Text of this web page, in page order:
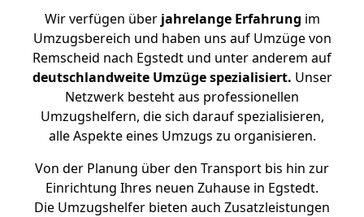
Wir verfügen überjahrelange Erfahrung im
Umzugsbereich und haben uns auf Umzüge von
Remscheid nach Egstedt und unter anderem auf
deutschlandweite Umzüge spezialisiert. Unser
Netzwerk besteht aus professionellen
Umzugshelfern, die sich darauf spezialisieren,
alle Aspekte eines Umzugs zu organisieren.
Von der Planung über den Transport bis hin zur
Einrichtung Ihres neuen Zuhause in Egstedt.
Die Umzugshelfer bieten auch Zusatzleistungen